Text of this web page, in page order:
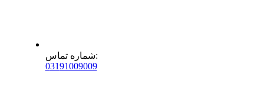
شماره تماس:
03191009009